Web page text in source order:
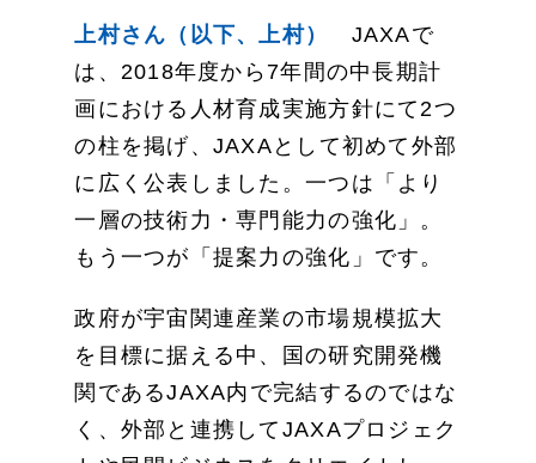
上村さん（以下、上村）
JAXAで
は、2018年度から7年間の中長期計
画における人材育成実施方針にて2つ
の柱を掲げ、JAXAとして初めて外部
に広く公表しました。一つは「より
一層の技術力・専門能力の強化」。
もう一つが「提案力の強化」です。
政府が宇宙関連産業の市場規模拡大
を目標に据える中、国の研究開発機
関であるJAXA内で完結するのではな
く、外部と連携してJAXAプロジェク